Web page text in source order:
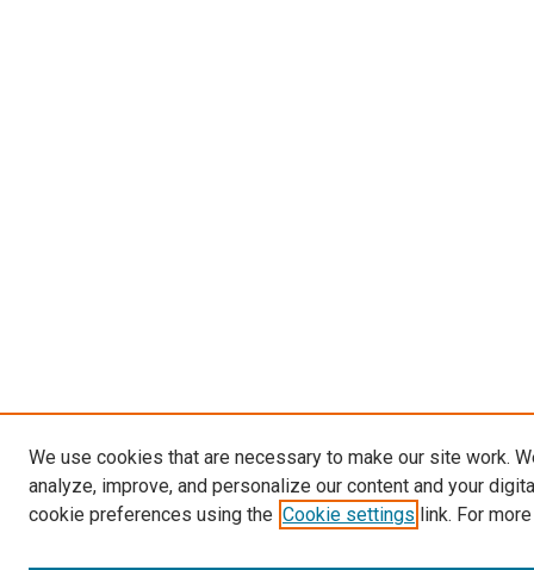
We use cookies that are necessary to make our site work.
analyze, improve, and personalize our content and your
cookie preferences using the Cookie settings link. For